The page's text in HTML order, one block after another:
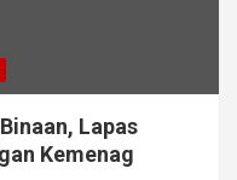
Lapas
Kemenag